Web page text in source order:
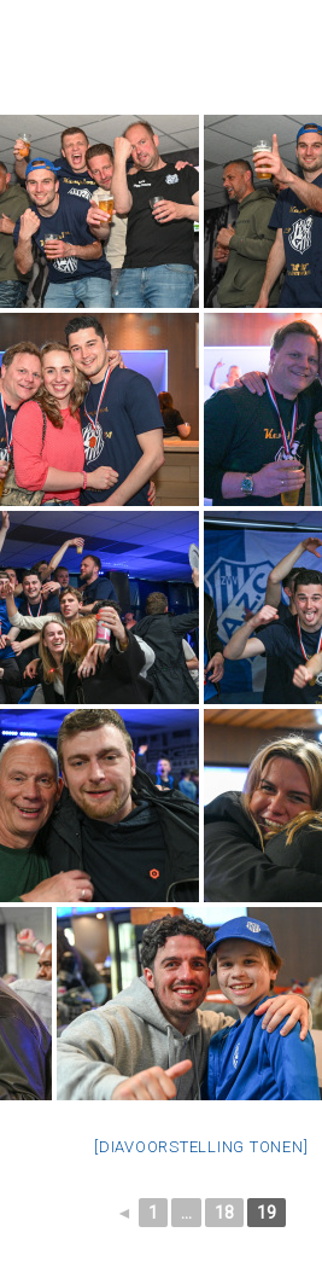
[DIAVOORSTELLING TONEN]
◄ 1 ... 18 19